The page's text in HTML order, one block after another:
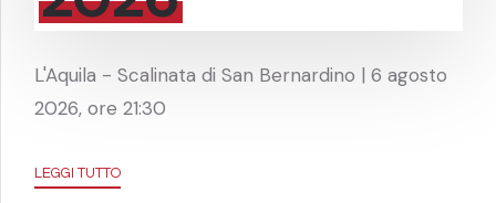
L'Aquila - Scalinata di San Bernardino | 6 agosto
2026, ore 21:30
LEGGI TUTTO